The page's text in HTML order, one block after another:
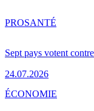
Sept pays votent
24.07.2026
PROSANTÉ
ÉCONOMIE